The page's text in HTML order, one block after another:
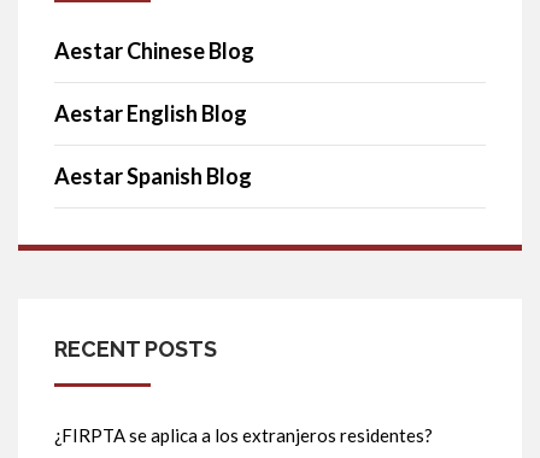
Aestar Chinese Blog
Aestar English Blog
Aestar Spanish Blog
RECENT POSTS
¿FIRPTA se aplica a los extranjeros residentes?